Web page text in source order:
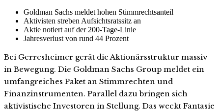
Goldman Sachs meldet hohen Stimmrechtsanteil
Aktivisten streben Aufsichtsratssitz an
Aktie notiert auf der 200-Tage-Linie
Jahresverlust von rund 44 Prozent
Bei Gerresheimer gerät die Aktionärsstruktur massiv
in Bewegung. Die Goldman Sachs Group meldet ein
umfangreiches Paket an Stimmrechten und
Finanzinstrumenten. Parallel dazu bringen sich
aktivistische Investoren in Stellung. Das weckt Fantasie